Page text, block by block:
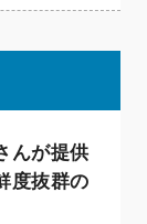
んが提供
度抜群の